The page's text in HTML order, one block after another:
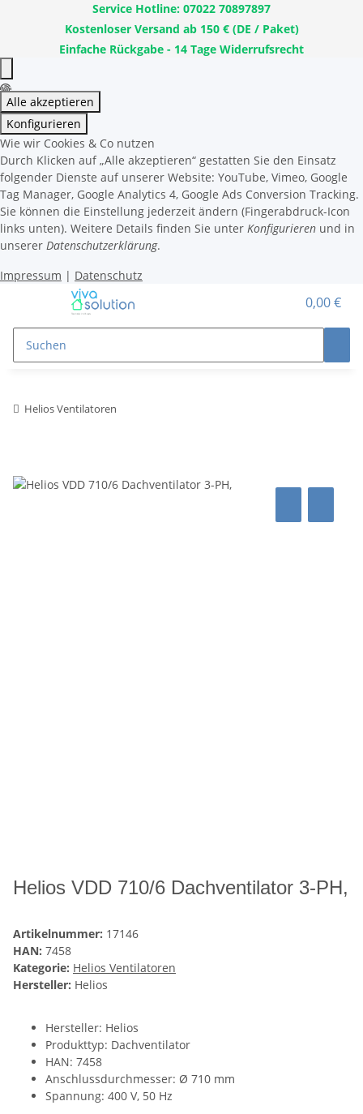
Service Hotline: 07022 70897897
Kostenloser Versand ab 150 € (DE / Paket)
Einfache Rückgabe - 14 Tage Widerrufsrecht
Alle akzeptieren
Konfigurieren
Wie wir Cookies & Co nutzen
Durch Klicken auf „Alle akzeptieren“ gestatten Sie den Einsatz
folgender Dienste auf unserer Website: YouTube, Vimeo, Google
Tag Manager, Google Analytics 4, Google Ads Conversion Tracking.
Sie können die Einstellung jederzeit ändern (Fingerabdruck-Icon
links unten). Weitere Details finden Sie unter Konfigurieren und in
unserer Datenschutzerklärung.
Impressum | Datenschutz
0,00 €
Helios Ventilatoren
Helios VDD 710/6 Dachventilator 3-PH,
Artikelnummer: 17146
HAN: 7458
Kategorie: Helios Ventilatoren
Hersteller: Helios
Hersteller: Helios
Produkttyp: Dachventilator
HAN: 7458
Anschlussdurchmesser: Ø 710 mm
Spannung: 400 V, 50 Hz